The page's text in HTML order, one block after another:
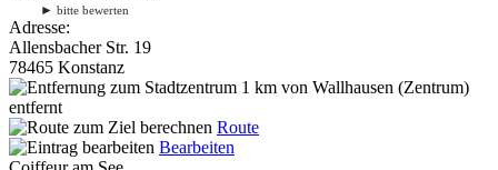
► bitte bewerten
Adresse:
Allensbacher Str. 19
78465 Konstanz
1 km von Wallhausen (Zentrum)
entfernt
Route
Bearbeiten